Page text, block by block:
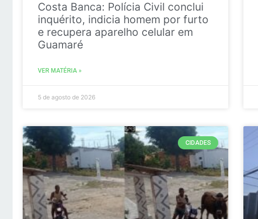
Costa Banca: Polícia Civil conclui
inquérito, indicia homem por furto
e recupera aparelho celular em
Guamaré
VER MATÉRIA »
5 de agosto de 2026
CIDADES